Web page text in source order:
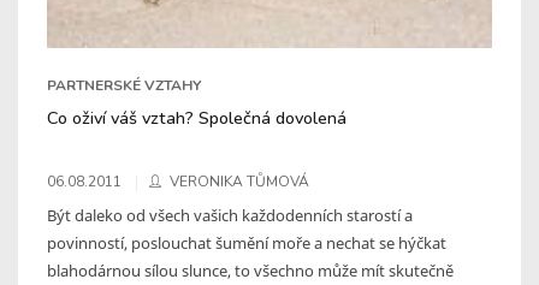
PARTNERSKÉ VZTAHY
Co oživí váš vztah? Společná dovolená
06.08.2011 VERONIKA TŮMOVÁ
Být daleko od všech vašich každodenních starostí a
povinností, poslouchat šumění moře a nechat se hýčkat
blahodárnou sílou slunce, to všechno může mít skutečně